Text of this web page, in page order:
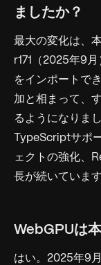
ましたか？
最大の変化は、
r171（2025年9
をインポートで
加と相まって、
るようになりま
TypeScriptサポ
ェクトの強化、
長が続いています
WebGPUは
はい。2025年9